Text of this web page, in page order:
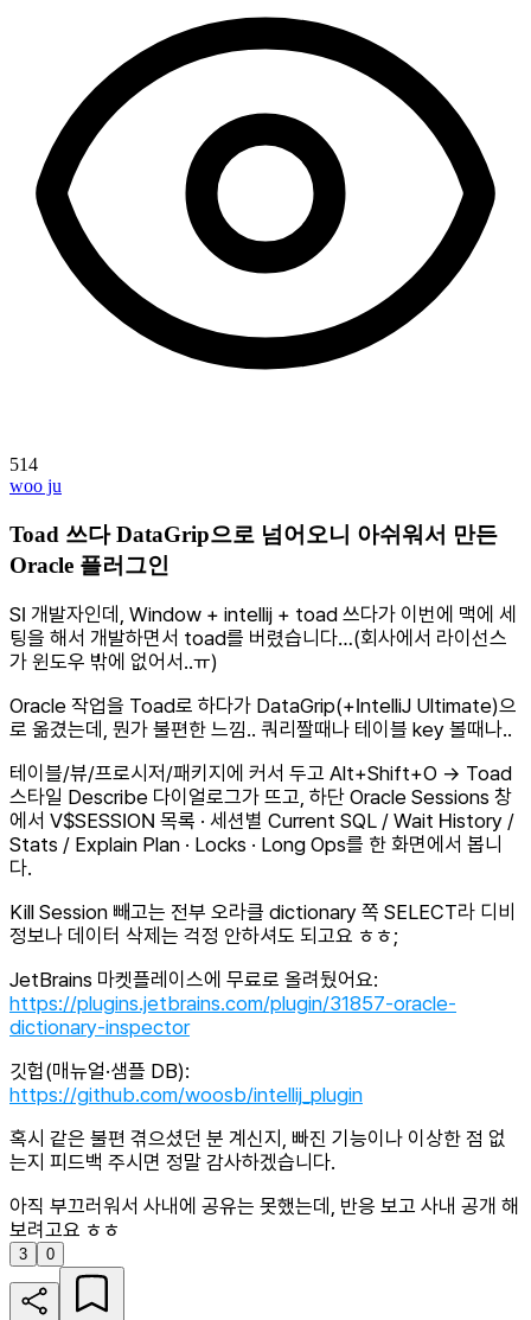
514
woo ju
Toad 쓰다 DataGrip으로 넘어오니 아쉬워서 만든
Oracle 플러그인
SI 개발자인데, Window + intellij + toad 쓰다가 이번에 맥에 세
팅을 해서 개발하면서 toad를 버렸습니다…(회사에서 라이선스
가 윈도우 밖에 없어서..ㅠ)
Oracle 작업을 Toad로 하다가 DataGrip(+IntelliJ Ultimate)으
로 옮겼는데, 뭔가 불편한 느낌.. 쿼리짤때나 테이블 key 볼때나..
테이블/뷰/프로시저/패키지에 커서 두고 Alt+Shift+O → Toad
스타일 Describe 다이얼로그가 뜨고, 하단 Oracle Sessions 창
에서 V$SESSION 목록 · 세션별 Current SQL / Wait History /
Stats / Explain Plan · Locks · Long Ops를 한 화면에서 봅니
다.
Kill Session 빼고는 전부 오라클 dictionary 쪽 SELECT라 디비
정보나 데이터 삭제는 걱정 안하셔도 되고요 ㅎㅎ;
JetBrains 마켓플레이스에 무료로 올려뒀어요:
https://plugins.jetbrains.com/plugin/31857-oracle-
dictionary-inspector
깃헙(매뉴얼·샘플 DB):
https://github.com/woosb/intellij_plugin
혹시 같은 불편 겪으셨던 분 계신지, 빠진 기능이나 이상한 점 없
는지 피드백 주시면 정말 감사하겠습니다.
아직 부끄러워서 사내에 공유는 못했는데, 반응 보고 사내 공개 해
보려고요 ㅎㅎ
3 0